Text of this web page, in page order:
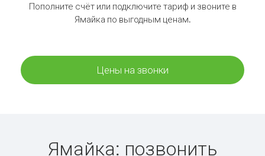
Пополните счёт или подключите тариф и звоните в
Ямайка по выгодным ценам.
Цены на звонки
Ямайка: позвонить